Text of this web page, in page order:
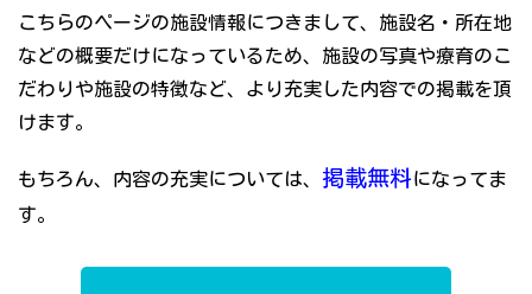
こちらのページの施設情報につきまして、施設名・所在地
などの概要だけになっているため、施設の写真や療育のこ
だわりや施設の特徴など、より充実した内容での掲載を頂
けます。
もちろん、内容の充実については、 掲載無料になってま
す。